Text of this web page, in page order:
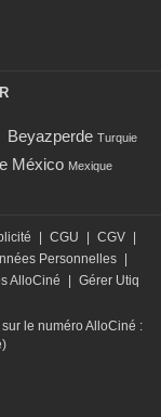
Beyazperde Turquie
México Mexique
CGU CGV
Personnelles
AlloCiné
Gérer Utiq
le numéro AlloCiné :